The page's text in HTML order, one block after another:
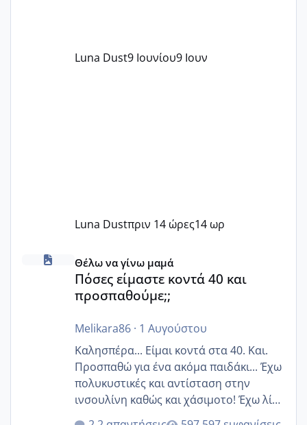
Luna Dust9 Ιουνίου9 Ιουν
Luna Dustπριν 14 ώρες14 ωρ
Πόσες είμαστε κοντά 40 και προσπαθούμε;;
Θέλω να γίνω μαμά
Πόσες είμαστε κοντά 40 και
προσπαθούμε;;
Melikara86· 1 Αυγούστου
Καλησπέρα... Είμαι κοντά στα 40. Και.
Προσπαθώ για ένα ακόμα παιδάκι... Έχω
πολυκυστικές και αντίσταση στην
ινσουλίνη καθώς και χάσιμοτο! Έχω λίγα
κιλά παραπάνω και όσο κ αν προσπαθώ